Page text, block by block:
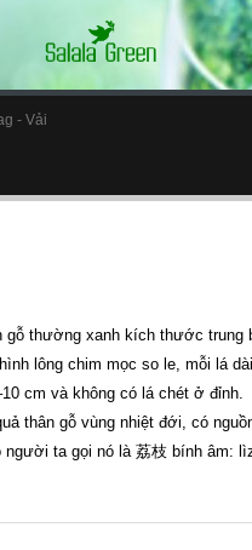
- Vải
gỗ thường xanh kích thước trung
lông chim mọc so le, mỗi lá
cm và không có lá chét ở đỉnh.
thân gỗ vùng nhiệt đới, có
người ta gọi nó là 荔枝 bính âm: